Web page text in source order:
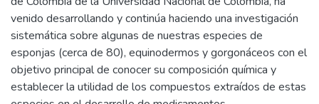
venido desarrollando y continúa haciendo una investigación
sistemática sobre algunas de nuestras especies de
esponjas (cerca de 80), equinodermos y gorgonáceos con el
objetivo principal de conocer su composición química y
establecer la utilidad de los compuestos extraídos de estas